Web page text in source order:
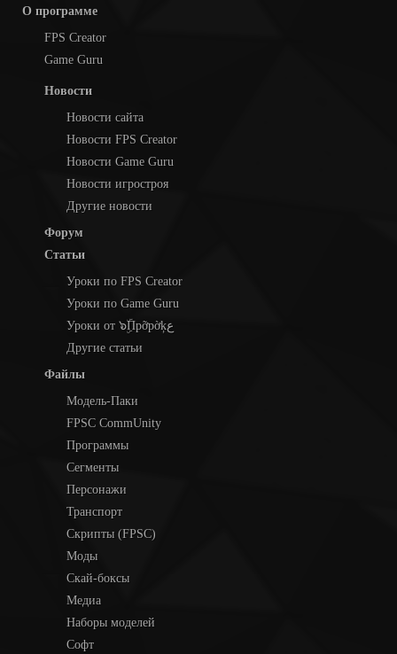
О программе
FPS Creator
Game Guru
Новости
Новости сайта
Новости FPS Creator
Новости Game Guru
Новости игростроя
Другие новости
Форум
Статьи
Уроки по FPS Creator
Уроки по Game Guru
Уроки от ๖ۣۜПpỡpờķع
Другие статьи
Файлы
Модель-Паки
FPSC CommUnity
Программы
Сегменты
Персонажи
Транспорт
Скрипты (FPSC)
Моды
Скай-боксы
Медиа
Наборы моделей
Софт